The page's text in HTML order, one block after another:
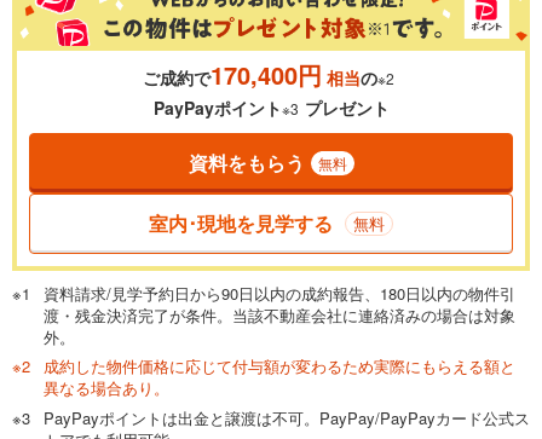
0.01%
一般的には最長35年まで借り入れ可能です。多くの金融機関
が完済時の年齢は80歳までを条件としています。
閉じる
頭金 万円
0万円 5,680万円
自己資金から住宅購入にかけられる金額を入力してくださ
い。一般的には物件価格の2割までが目安です。
万円
ご成約で170,400円 相当の※2
PayPayポイント※3 プレゼント
資料をもらう 無料
室内･現地を見学する 無料
資料請求/見学予約日から90日以内の成約報告、180日以内の物件引
渡・残金決済完了が条件。当該不動産会社に連絡済みの場合は対象
外。
成約した物件価格に応じて付与額が変わるため実際にもらえる額と
異なる場合あり。
PayPayポイントは出金と譲渡は不可。PayPay/PayPayカード公式ス